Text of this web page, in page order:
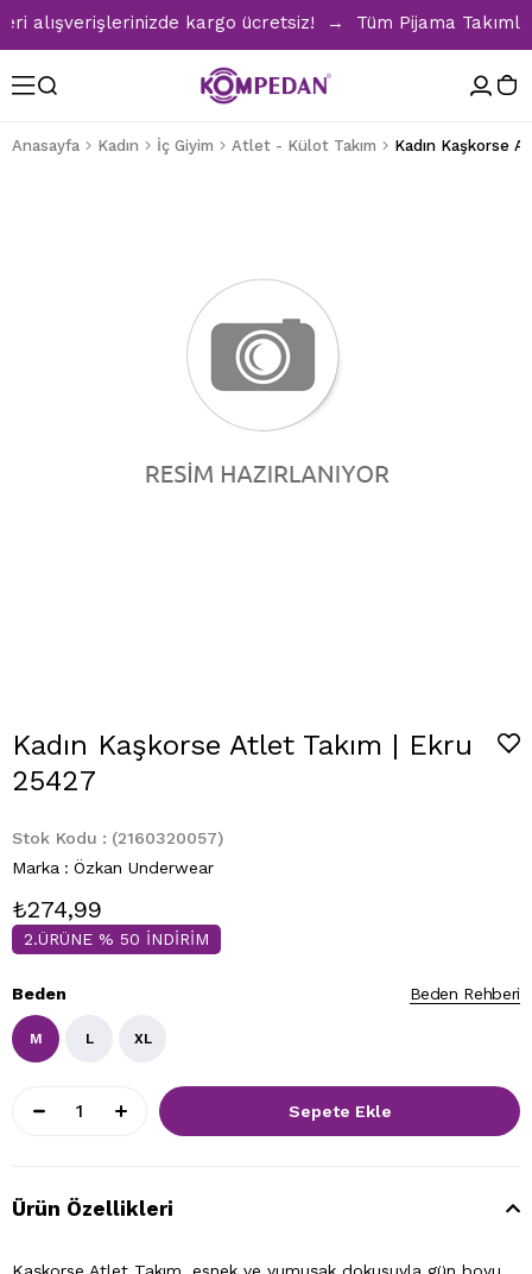
alışverişlerinizde kargo ücretsiz! → Tüm Pijama
Anasayfa Kadın İç Giyim Atlet - Külot Takım Kadın Kaşkorse
Kadın Kaşkorse Atlet Takım | Ekru
25427
Stok Kodu
(2160320057)
Marka : Özkan Underwear
₺274,99
2.ÜRÜNE % 50 İNDİRİM
Beden Rehberi
Beden
M L XL
Ürün Özellikleri